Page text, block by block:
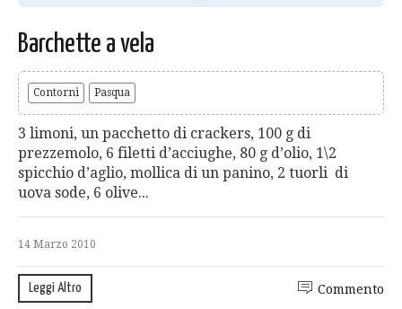
Barchette a vela
Contorni Pasqua
3 limoni, un pacchetto di crackers, 100 g di
prezzemolo, 6 filetti d’acciughe, 80 g d’olio, 1\2
spicchio d’aglio, mollica di un panino, 2 tuorli di
uova sode, 6 olive...
14 Marzo 2010
Leggi Altro Commento